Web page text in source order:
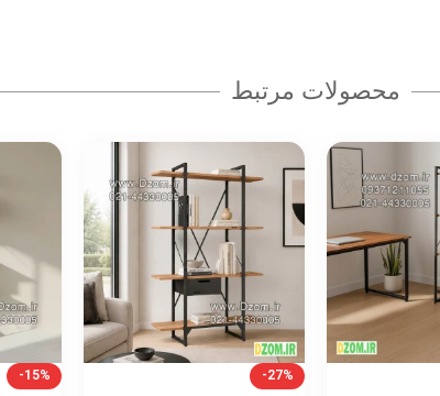
محصولات مرتبط
-13%
-27%